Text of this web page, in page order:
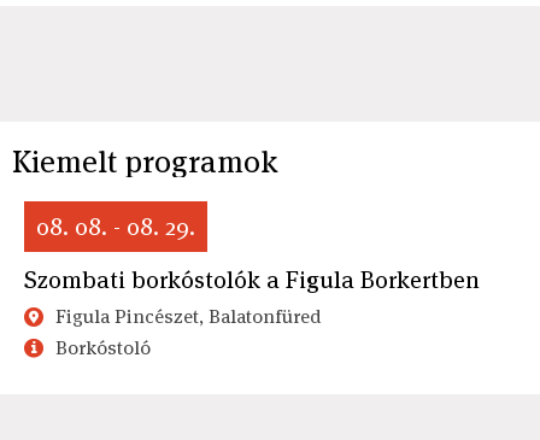
Kiemelt programok
08. 08. - 08. 29.
Szombati borkóstolók a Figula Borkertben
Figula Pincészet, Balatonfüred
Borkóstoló